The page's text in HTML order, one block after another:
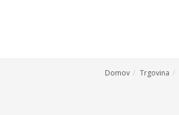
Domov Trgovina